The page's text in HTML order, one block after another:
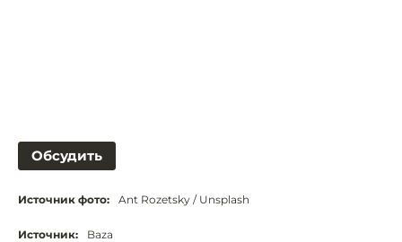
Обсудить
Источник фото: Ant Rozetsky / Unsplash
Источник: Baza